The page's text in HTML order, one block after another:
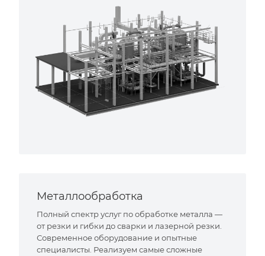
Металлообработка
Полный спектр услуг по обработке металла —
от резки и гибки до сварки и лазерной резки.
Современное оборудование и опытные
специалисты. Реализуем самые сложные